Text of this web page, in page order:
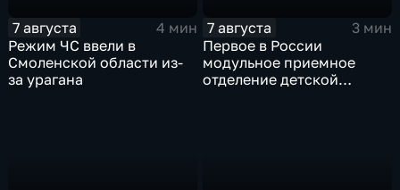
7 августа
4 мин
Режим ЧС ввели в
Смоленской области из-
за урагана
7 августа
3 мин
Первое в России
модульное приемное
отделение детской